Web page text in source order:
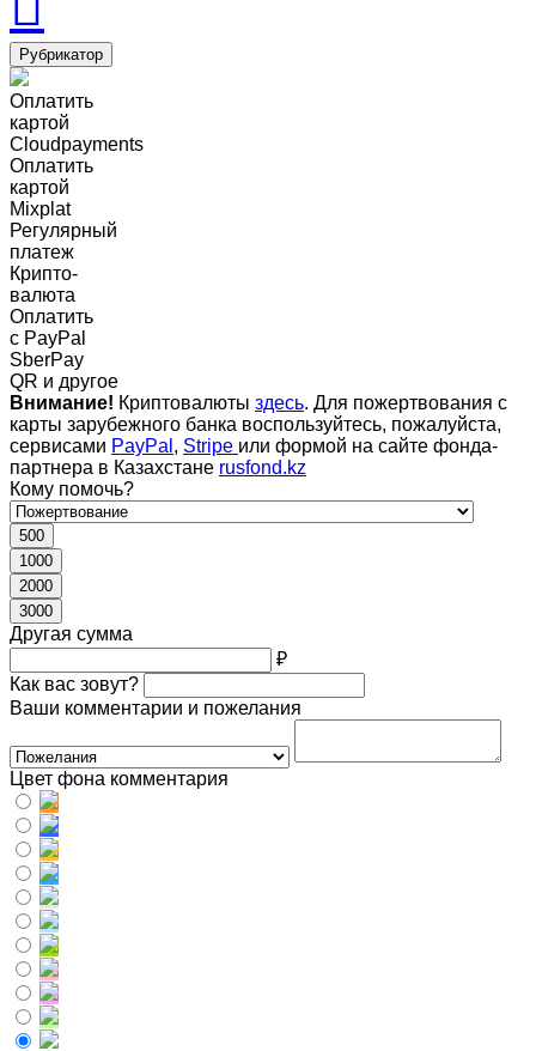
Рубрикатор
Оплатить
картой
Cloudpayments
Оплатить
картой
Mixplat
Регулярный
платеж
Крипто-
валюта
Оплатить
c PayPal
SberPay
QR и другое
Внимание! Криптовалюты здесь. Для пожертвования с
карты зарубежного банка воспользуйтесь, пожалуйста,
сервисами PayPal , Stripe или формой на сайте фонда-
партнера в Казахстане rusfond.kz
Кому помочь?
500
1000
2000
3000
Другая сумма
₽
Как вас зовут?
Ваши комментарии и пожелания
Цвет фона комментария